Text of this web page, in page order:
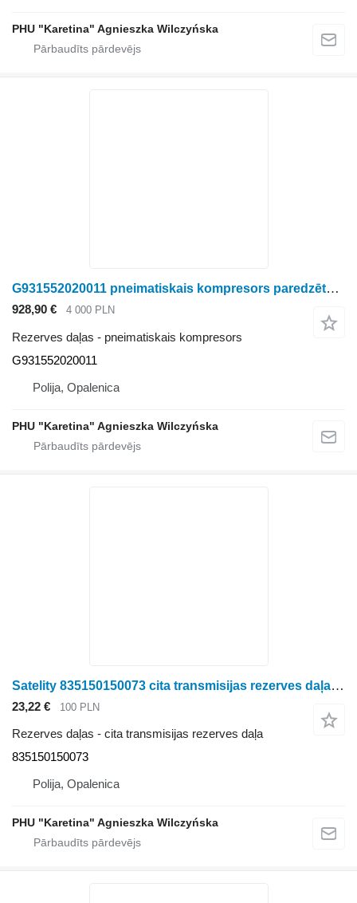
PHU "Karetina" Agnieszka Wilczyńska
G931552020011 pneimatiskais kompresors paredzēts Fendt 828 Vario riteņtraktora
928,90 € 4 000 PLN
Rezerves daļas - pneimatiskais kompresors
G931552020011
Polija, Opalenica
PHU "Karetina" Agnieszka Wilczyńska
Satelity 835150150073 cita transmisijas rezerves daļa paredzēts Fendt 828 S4 Vario riteņtraktora
23,22 € 100 PLN
Rezerves daļas - cita transmisijas rezerves daļa
835150150073
Polija, Opalenica
PHU "Karetina" Agnieszka Wilczyńska